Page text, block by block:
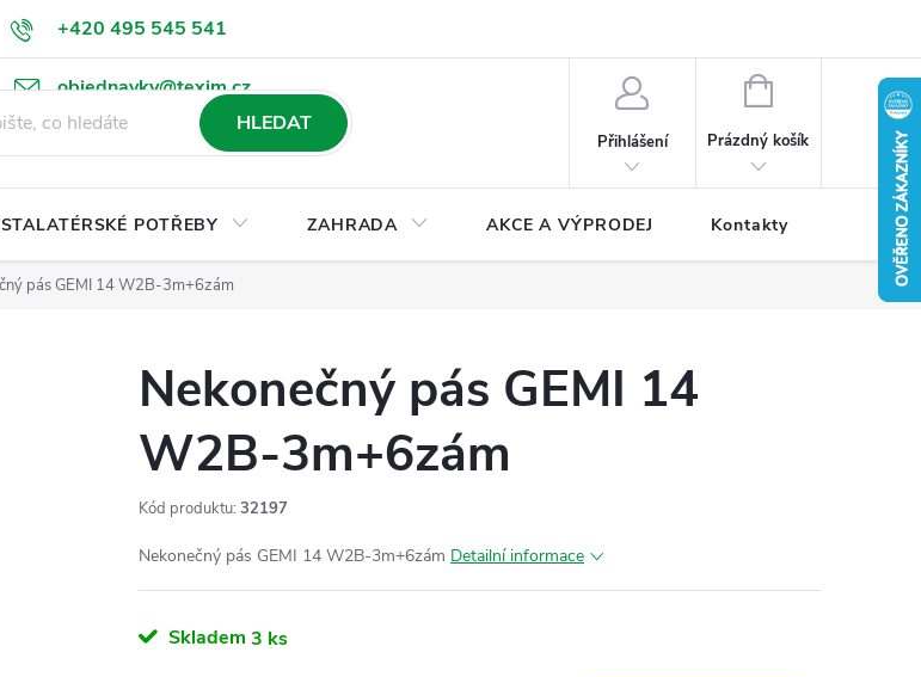
+420 495 545 541
objednavky@texim.cz
osobních údajů Ke stažení
HLEDAT
Přihlášení
NÁKUPNÍ
Prázdný košík
POTŘEBY ZAHRADA AKCE A VÝPRODEJ Kontakty
pás GEMI 14 W2B-3m+6zám
Nekonečný pás GEMI 14
W2B-3m+6zám
Kód produktu: 32197
Nekonečný pás GEMI 14 W2B-3m+6zám Detailní informace
Skladem 3 ks